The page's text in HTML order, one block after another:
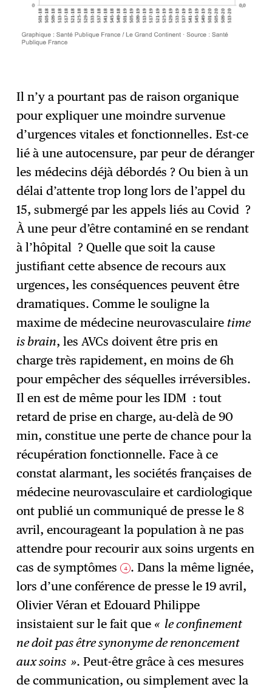
Il n’y a pourtant pas de raison organique
pour expliquer une moindre survenue
d’urgences vitales et fonctionnelles. Est-ce
lié à une autocensure, par peur de déranger
les médecins déjà débordés ? Ou bien à un
délai d’attente trop long lors de l’appel du
15, submergé par les appels liés au Covid ?
À une peur d’être contaminé en se rendant
à l’hôpital ? Quelle que soit la cause
justifiant cette absence de recours aux
urgences, les conséquences peuvent être
dramatiques. Comme le souligne la
maxime de médecine neurovasculaire time
is brain, les AVCs doivent être pris en
charge très rapidement, en moins de 6h
pour empêcher des séquelles irréversibles.
Il en est de même pour les IDM : tout
retard de prise en charge, au-delà de 90
min, constitue une perte de chance pour la
récupération fonctionnelle. Face à ce
constat alarmant, les sociétés françaises de
médecine neurovasculaire et cardiologique
ont publié un communiqué de presse le 8
avril, encourageant la population à ne pas
attendre pour recourir aux soins urgents en
cas de symptômes 4 . Dans la même lignée,
lors d’une conférence de presse le 19 avril,
Olivier Véran et Edouard Philippe
insistaient sur le fait que « le confinement
ne doit pas être synonyme de renoncement
aux soins ». Peut-être grâce à ces mesures
de communication, ou simplement avec la